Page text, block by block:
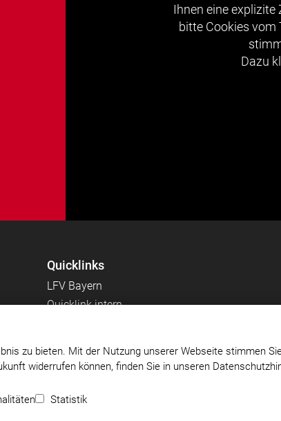
Ihnen eine
bitte Cookies vom
Dazu
Quicklinks
LFV Bayern
Quicklink intern
e.V Impressum
zu bieten. Mit der Nutzung unserer Webseite stimmen
widerrufen können, finden Sie in unseren
Statistik